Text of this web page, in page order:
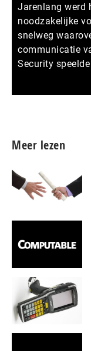
Jarenlang werd
noodzakelijke
snelweg
communicatie
Security
Meer lezen